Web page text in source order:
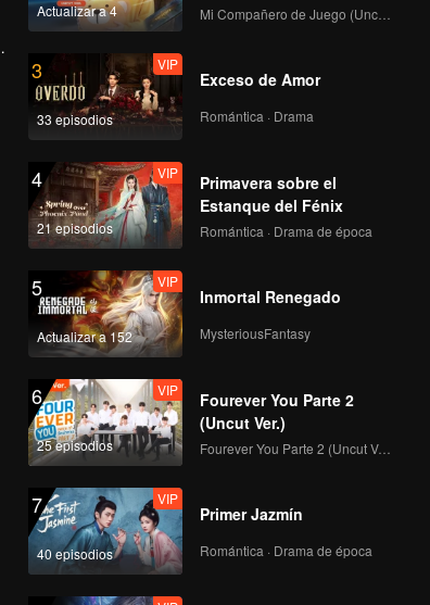
Actualizar a 4 Mi Compañero de Juego (Uncut Ver.)
3
33 episodios
VIP
Exceso de Amor
Romántica · Drama
4
21 episodios
VIP
Primavera sobre el
Estanque del Fénix
Romántica · Drama de época
5
Actualizar a 152
VIP
Inmortal Renegado
MysteriousFantasy
6
25 episodios
VIP
Fourever You Parte 2
(Uncut Ver.)
Fourever You Parte 2 (Uncut Ver.)
7
40 episodios
VIP
Primer Jazmín
Romántica · Drama de época